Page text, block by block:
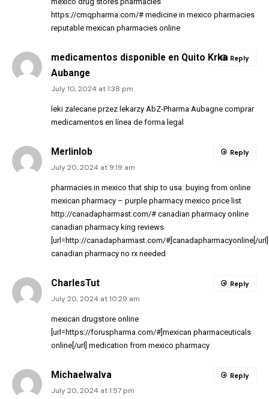
https://cmqpharma.com/# medicine in mexico pharmacies
reputable mexican pharmacies online
medicamentos disponible en Quito Krka
Aubange
July 10, 2024 at 1:38 pm
leki zalecane przez lekarzy AbZ-Pharma Aubagne comprar
medicamentos en línea de forma legal
Reply
Merlinlob
July 20, 2024 at 9:19 am
pharmacies in mexico that ship to usa: buying from online
mexican pharmacy – purple pharmacy mexico price list
http://canadapharmast.com/# canadian pharmacy online
canadian pharmacy king reviews
[url=http://canadapharmast.com/#]canadapharmacyonline[/url]
canadian pharmacy no rx needed
Reply
CharlesTut
July 20, 2024 at 10:29 am
mexican drugstore online
[url=https://foruspharma.com/#]mexican pharmaceuticals
online[/url] medication from mexico pharmacy
Reply
MichaelwaIva
July 20, 2024 at 1:57 pm
Reply